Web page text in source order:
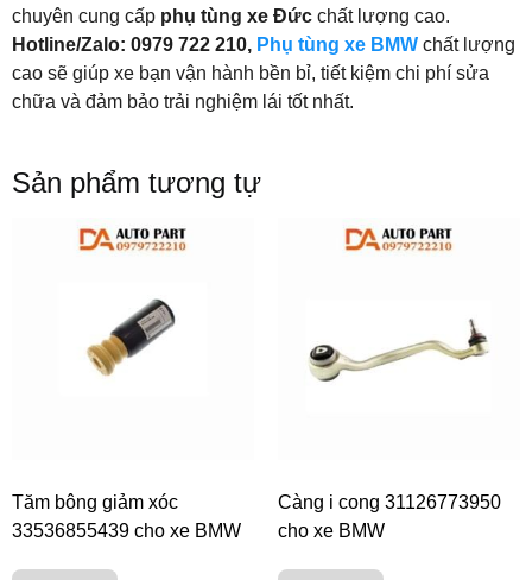
chuyên cung cấp phụ tùng xe Đức chất lượng cao.
Hotline/Zalo: 0979 722 210, Phụ tùng xe BMW chất lượng
cao sẽ giúp xe bạn vận hành bền bỉ, tiết kiệm chi phí sửa
chữa và đảm bảo trải nghiệm lái tốt nhất.
Sản phẩm tương tự
Tăm bông giảm xóc
33536855439 cho xe BMW
Càng i cong 31126773950
cho xe BMW